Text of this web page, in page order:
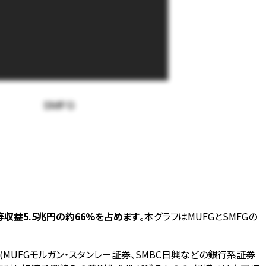
SMFG
益5.5兆円の約66%を占めます。本グラフはMUFGとSMFGの
モルガン・スタンレー証券、SMBC日興などの銀行系証券